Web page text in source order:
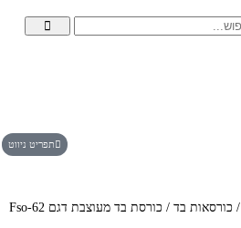
תפריט ניווט
כורסאות בד/ כורסת בד מעוצבת דגם Fso-62